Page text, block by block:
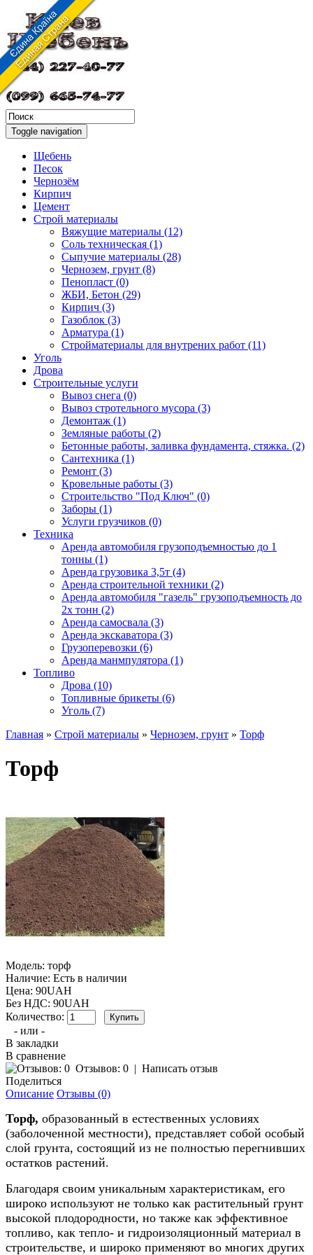
Toggle navigation
Щебень
Песок
Чернозём
Кирпич
Цемент
Строй материалы
Вяжущие материалы (12)
Соль техническая (1)
Сыпучие материалы (28)
Чернозем, грунт (8)
Пенопласт (0)
ЖБИ, Бетон (29)
Кирпич (3)
Газоблок (3)
Арматура (1)
Стройматериалы для внутрених работ (11)
Уголь
Дрова
Строительные услуги
Вывоз снега (0)
Вывоз стротельного мусора (3)
Демонтаж (1)
Земляные работы (2)
Бетонные работы, заливка фундамента, стяжка. (2)
Сантехника (1)
Ремонт (3)
Кровельные работы (3)
Строительство "Под Ключ" (0)
Заборы (1)
Услуги грузчиков (0)
Техника
Аренда автомобиля грузоподъемностью до 1
тонны (1)
Аренда грузовика 3,5т (4)
Аренда строительной техники (2)
Аренда автомобиля "газель" грузоподъемность до
2х тонн (2)
Аренда самосвала (3)
Аренда экскаватора (3)
Грузоперевозки (6)
Аренда манмпулятора (1)
Топливо
Дрова (10)
Топливные брикеты (6)
Уголь (7)
Главная » Строй материалы » Чернозем, грунт » Торф
Торф
Модель: торф
Наличие: Есть в наличии
Цена: 90UAH
Без НДС: 90UAH
Количество:
- или -
В закладки
В сравнение
Отзывов: 0 | Написать отзыв
Поделиться
Описание Отзывы (0)
Торф, образованный в естественных условиях
(заболоченной местности), представляет собой особый
слой грунта, состоящий из не полностью перегнивших
остатков растений.
Благодаря своим уникальным характеристикам, его
широко используют не только как растительный грунт
высокой плодородности, но также как эффективное
топливо, как тепло- и гидроизоляционный материал в
строительстве, и широко применяют во многих других